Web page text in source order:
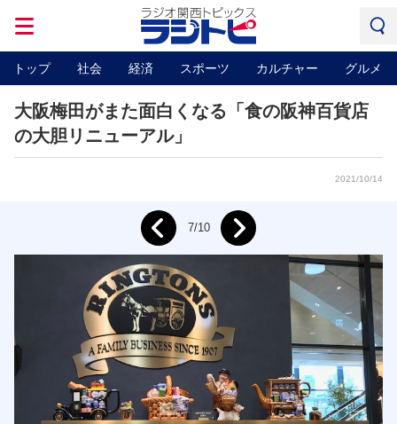
トップ 社会 経済 スポーツ カルチャー グルメ
大阪梅田がまた面白くなる「食の阪神百貨店
の大胆リニューアル」
2021/10/14
7/10